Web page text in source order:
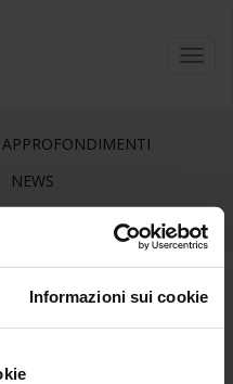
Informazioni sui cookie
APPROFONDIMENTI
NEWS